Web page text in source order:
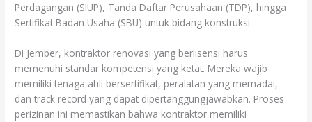
Perdagangan (SIUP), Tanda Daftar Perusahaan (TDP), hingga
Sertifikat Badan Usaha (SBU) untuk bidang konstruksi.
Di Jember, kontraktor renovasi yang berlisensi harus
memenuhi standar kompetensi yang ketat. Mereka wajib
memiliki tenaga ahli bersertifikat, peralatan yang memadai,
dan track record yang dapat dipertanggungjawabkan. Proses
perizinan ini memastikan bahwa kontraktor memiliki